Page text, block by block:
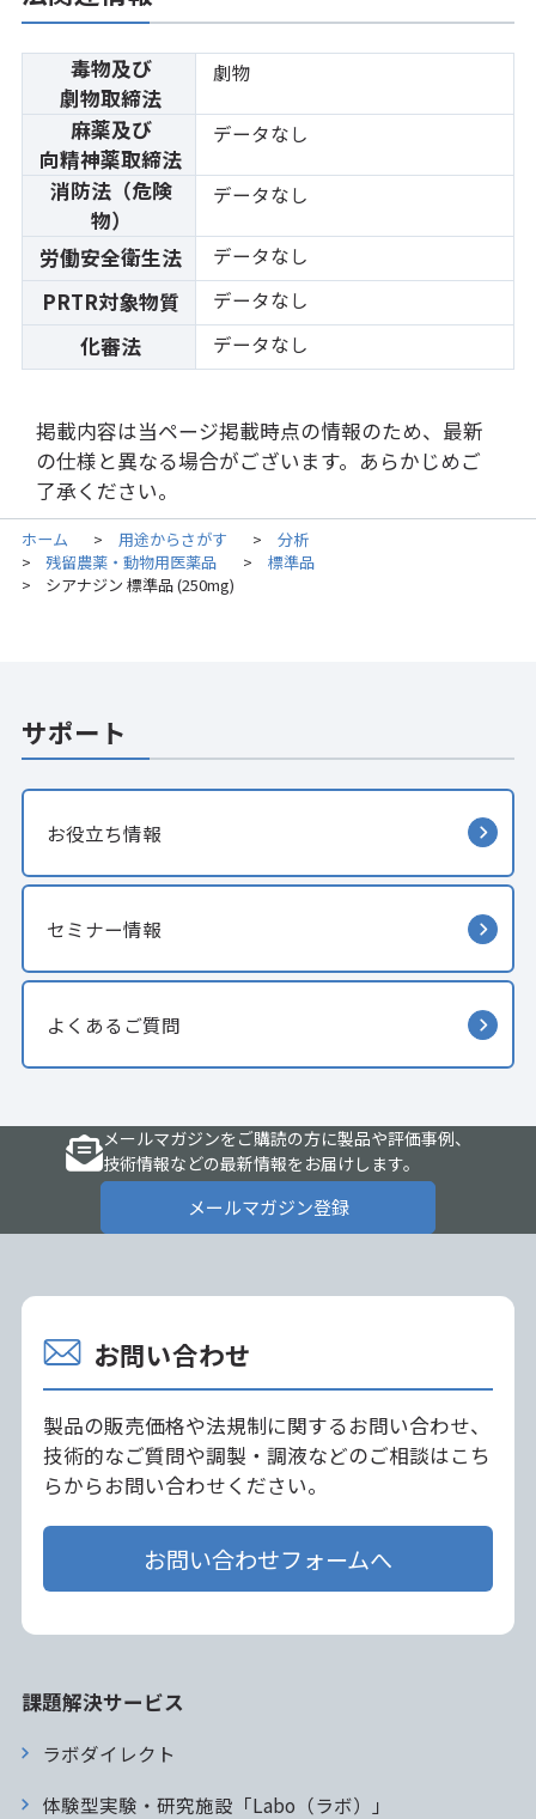
毒物及び
劇物取締法
劇物
麻薬及び
向精神薬取締法
データなし
消防法（危険
物）
データなし
労働安全衛生法 データなし
PRTR対象物質 データなし
化審法 データなし
掲載内容は当ページ掲載時点の情報のため、最新
の仕様と異なる場合がございます。あらかじめご
了承ください。
ホーム > 用途からさがす > 分析
> 残留農薬・動物用医薬品 > 標準品
> シアナジン 標準品 (250mg)
サポート
お役立ち情報
セミナー情報
よくあるご質問
メールマガジンをご購読の方に製品や評価事例、
技術情報などの最新情報をお届けします。
メールマガジン登録
お問い合わせ
製品の販売価格や法規制に関するお問い合わせ、
技術的なご質問や調製・調液などのご相談はこち
らからお問い合わせください。
お問い合わせフォームへ
課題解決サービス
ラボダイレクト
体験型実験・研究施設「Labo（ラボ）」